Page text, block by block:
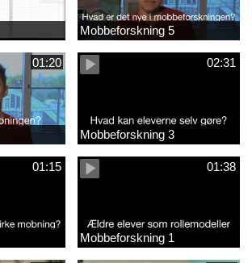
Mobbeforskning 5
01:20 02:31
Mobbeforskning 3
01:15 01:38
Mobbeforskning 1